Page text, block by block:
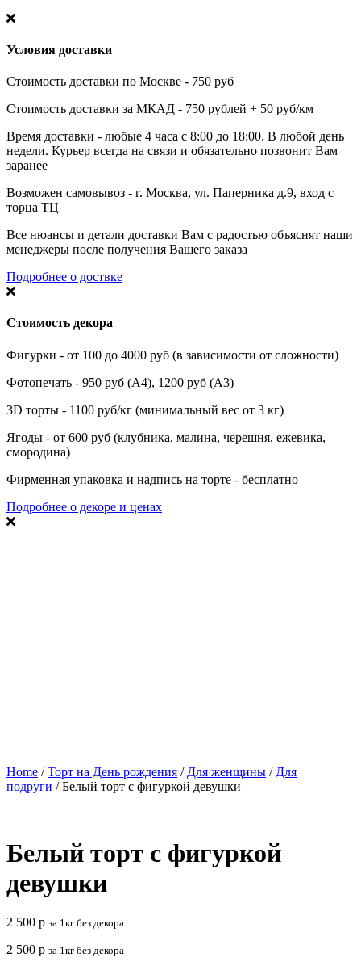
Условия доставки
Стоимость доставки по Москве - 750 руб
Стоимость доставки за МКАД - 750 рублей + 50 руб/км
Время доставки - любые 4 часа с 8:00 до 18:00. В любой день
недели. Курьер всегда на связи и обязательно позвонит Вам
заранее
Возможен самовывоз - г. Москва, ул. Паперника д.9, вход с
торца ТЦ
Все нюансы и детали доставки Вам с радостью объяснят наши
менеджеры после получения Вашего заказа
Подробнее о доствке
Стоимость декора
Фигурки - от 100 до 4000 руб (в зависимости от сложности)
Фотопечать - 950 руб (А4), 1200 руб (А3)
3D торты - 1100 руб/кг (минимальный вес от 3 кг)
Ягоды - от 600 руб (клубника, малина, черешня, ежевика,
смородина)
Фирменная упаковка и надпись на торте - бесплатно
Подробнее о декоре и ценах
Home /Торт на День рождения / Для женщины / Для
подруги / Белый торт с фигуркой девушки
Белый торт с фигуркой
девушки
2 500 р за 1кг без декора
2 500 р за 1кг без декора